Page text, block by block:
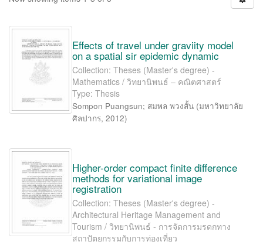
Effects of travel under graviity model
on a spatial sir epidemic dynamic
Collection: Theses (Master's degree) -
Mathematics / วิทยานิพนธ์ – คณิตศาสตร์
Type: Thesis
Sompon Puangsun; สมพล พวงสั้น (มหาวิทยาลัย
ศิลปากร, 2012)
Higher-order compact finite difference
methods for variational image
registration
Collection: Theses (Master's degree) -
Architectural Heritage Management and
Tourism / วิทยานิพนธ์ - การจัดการมรดกทาง
สถาปัตยกรรมกับการท่องเที่ยว